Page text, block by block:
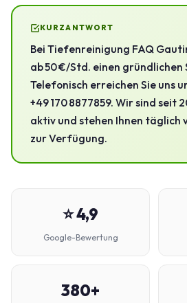
KURZANTWORT
Bei Tiefenreinigung FAQ
ab 50 €/Std. einen gründlichen
Telefonisch erreichen Sie uns
+49 170 8877859. Wir sind seit
aktiv und stehen Ihnen täglich
zur Verfügung.
⭐ 4,9
Google-Bewertung
380+